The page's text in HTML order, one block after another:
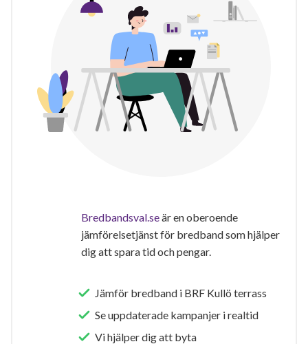
Bredbandsval.seär en oberoende
jämförelsetjänst för bredband som hjälper
dig att spara tid och pengar.
Jämför bredband i BRF Kullö terrass
Se uppdaterade kampanjer i realtid
Vi hjälper dig att byta